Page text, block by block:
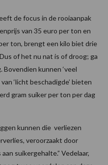
de focus in de rooiaanpak
van 35 euro per ton en
ton, brengt een kilo biet drie
of het nu nat is of droog; ga
Bovendien kunnen ‘veel
‘licht beschadigde’ bieten
gram suiker per ton per dag
kunnen die verliezen
veroorzaakt door
suikergehalte.” Vedelaar,